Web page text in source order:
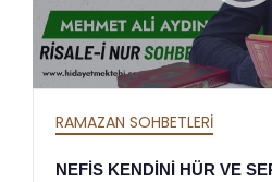
RAMAZAN SOHBETLERİ
NEFİS KENDİNİ HÜR VE